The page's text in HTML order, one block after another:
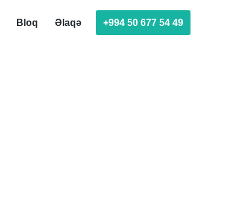
Bloq Əlaqə +994 50 677 54 49